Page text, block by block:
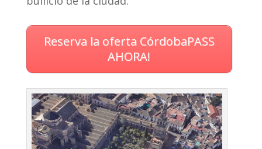
Reserva la oferta CórdobaPASS
AHORA!